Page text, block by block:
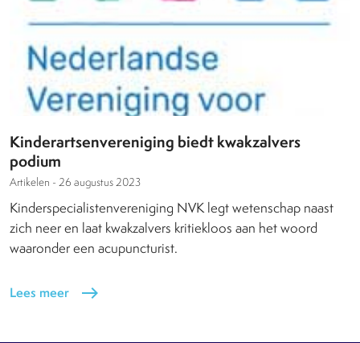
Kinderartsenvereniging biedt kwakzalvers
podium
Artikelen - 26 augustus 2023
Kinderspecialistenvereniging NVK legt wetenschap naast
zich neer en laat kwakzalvers kritiekloos aan het woord
waaronder een acupuncturist.
Lees meer east